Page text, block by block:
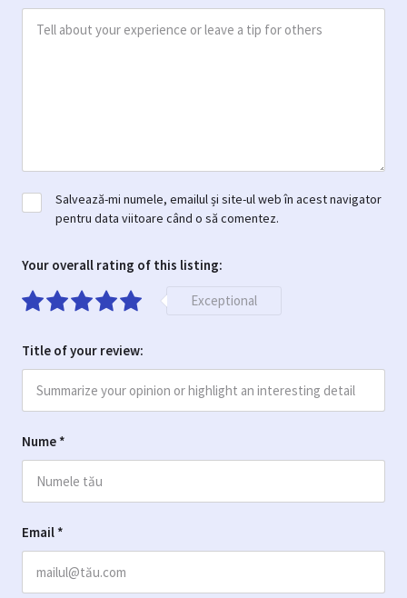
Nume *
Email *
Salvează-mi numele, emailul și site-ul web în acest navigator
pentru data viitoare când o să comentez.
Your overall rating of this listing:
Exceptional
Title of your review: